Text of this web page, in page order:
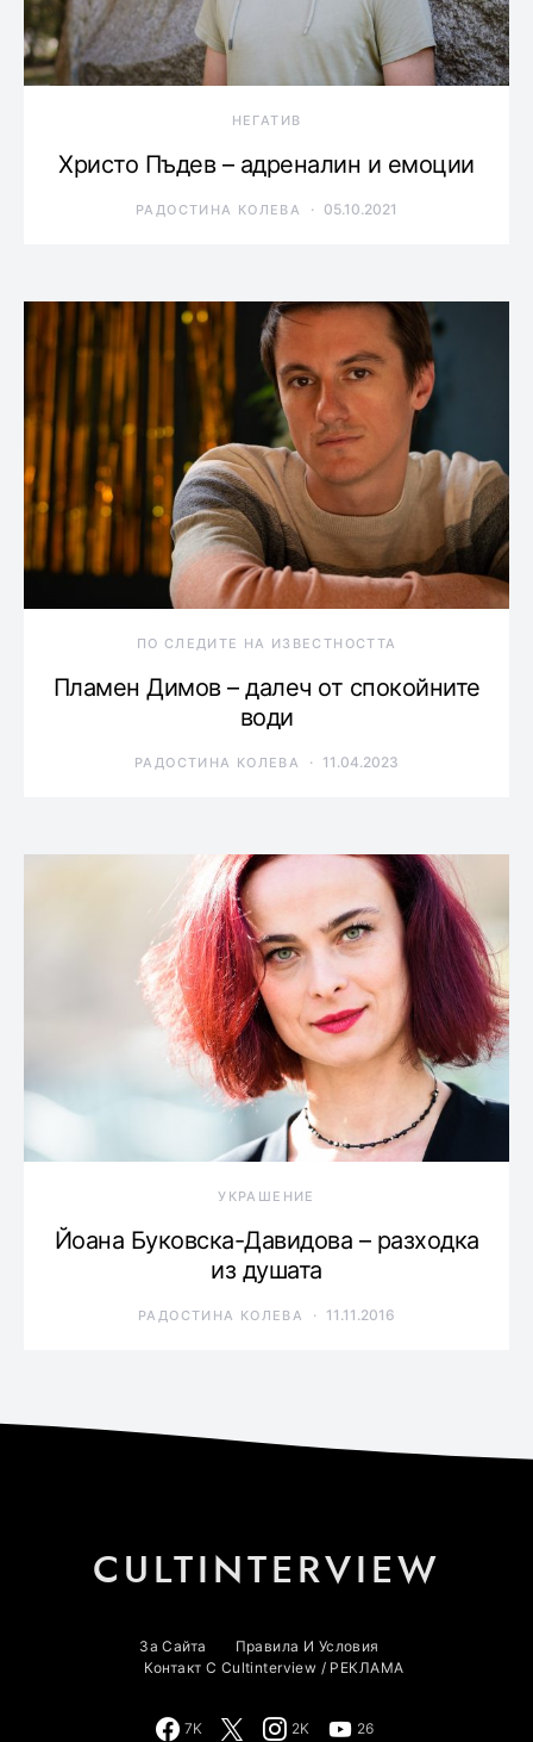
НЕГАТИВ
Христо Пъдев – адреналин и емоции
РАДОСТИНА КОЛЕВА 05.10.2021
ПО СЛЕДИТЕ НА ИЗВЕСТНОСТТА
Пламен Димов – далеч от спокойните
води
РАДОСТИНА КОЛЕВА 11.04.2023
УКРАШЕНИЕ
Йоана Буковска-Давидова – разходка
из душата
РАДОСТИНА КОЛЕВА 11.11.2016
CULTINTERVIEW
За Сайта
Правила И Условия
Контакт С Cultinterview / РЕКЛАМА
7K 2K 26